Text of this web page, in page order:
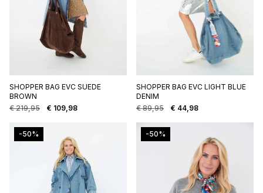
SHOPPER BAG EVC SUEDE
BROWN
€219,95
Oorspronkelijke
was:
€ 219,95.
€ 109,98
Huidige
€ 109,98.
SHOPPER BAG EVC LIGHT BLUE
DENIM
€89,95
Oorspronkelijke
prijs
was:
€ 89,95.
€ 44,98
Huidige
prijs
€ 44,98.
-50% -50%